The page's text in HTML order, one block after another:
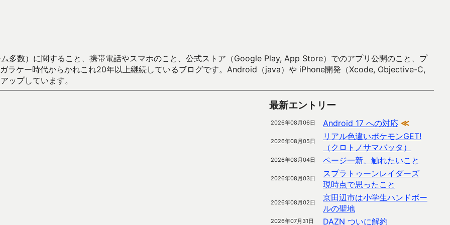
多数）に関すること、携帯電話やスマホのこと、公式ストア（Google Play, App Store）でのアプリ公開のこと、プ
ラケー時代からかれこれ20年以上継続しているブログです。Android（java）や iPhone開発（Xcode, Objective-C,
ップしています。
最新エントリー
2026年08月06日 Android 17 への対応 ≪
2026年08月05日
リアル色違いポケモンGET!
（クロトノサマバッタ）
2026年08月04日 ページ一新、触れたいこと
2026年08月03日
スプラトゥーンレイダーズ
現時点で思ったこと
2026年08月02日
京田辺市は小学生ハンドボー
ルの聖地
2026年07月31日 DAZN ついに解約